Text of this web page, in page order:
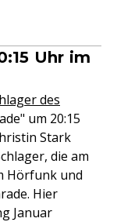
Uhr im
des
um 20:15
Stark
die am
Hörfunk und
Hier
Januar